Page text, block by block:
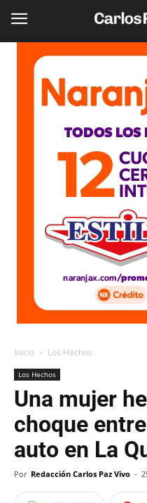
Inicio Los Hechos
Los Hechos
Una mujer
choque
auto en La
Por Redacción Carlos Paz Vivo -